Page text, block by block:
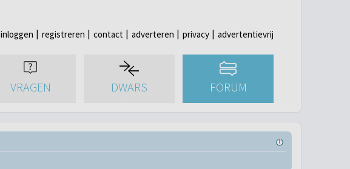
inloggen registreren contact adverteren privacy advertentievrij
VRAGEN DWARS FORUM